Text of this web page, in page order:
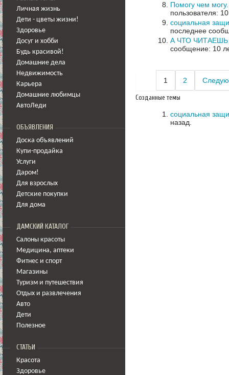
Личная жизнь
Дети - цветы жизни!
Здоровье
Досуг и хобби
Будь красивой!
Домашние дела
Недвижимость
Карьера
Домашние любимцы
АвтоЛеди
ОБЪЯВЛЕНИЯ
Доска объявлений
Купи-продайка
Услуги
Даром!
Для взрослых
Детские покупки
Для дома
ДАМСКИЙ КАТАЛОГ
Салоны красоты
Медицина, аптеки
Фитнес и спорт
Магазины
Туризм и путешествия
Отдых и развлечения
Авто
Дети
Полезное
СТАТЬИ
Красота
Здоровье
Помогу чем
пользователя:
социальная
последнее
А ЧТО
сообщение: 10
1 2
Созданные темы
социальная
назад.